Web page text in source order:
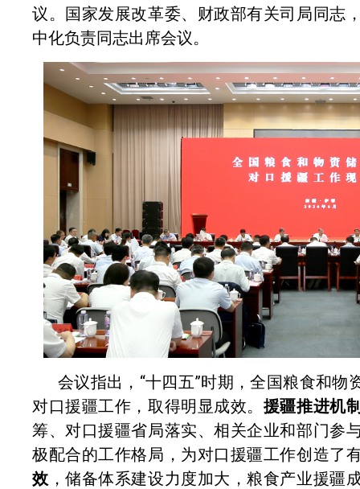
议。国家发展改革委、财政部有关司局同志
中化负责同志出席会议。
会议指出，“十四五”时期，全国粮食和物
对口援疆工作，取得明显成效。 援疆推进机
筹、对口援疆省局落实、相关企业和部门参
极配合的工作格局，为对口援疆工作创造了
效 ，储备体系建设力度加大，粮食产业援疆